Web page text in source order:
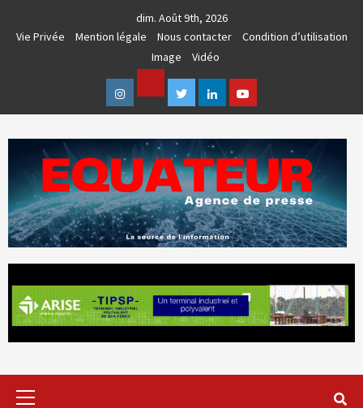
dim. Août 9th, 2026
Vie Privée
Mention légale Nous contacter
Condition d’utilisation
Image
Vidéo
Instagram
Facebook
TwitterLinkedinYoutube
EQUATEUR